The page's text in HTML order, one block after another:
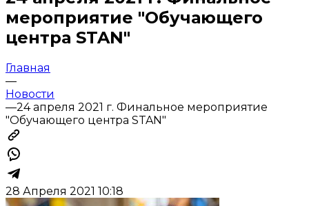
мероприятие "Обучающего
центра STAN"
Главная
—
Новости
—24 апреля 2021 г. Финальное мероприятие
"Обучающего центра STAN"
28 Апреля 2021 10:18